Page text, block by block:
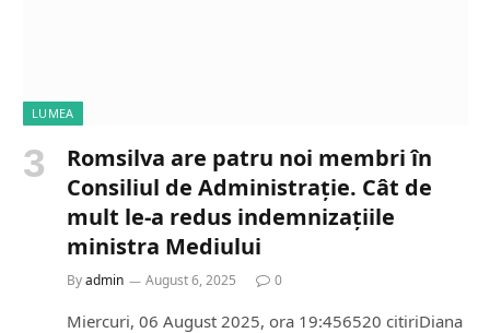
LUMEA
Romsilva are patru noi membri în
Consiliul de Administrație. Cât de
mult le-a redus indemnizațiile
ministra Mediului
Byadmin August 6, 2025 0
Miercuri, 06 August 2025, ora 19:456520 citiriDiana